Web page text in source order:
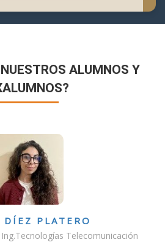
ALUMNOS Y
VÍCTOR SÁNCHEZ
Estudiante Doble Grado